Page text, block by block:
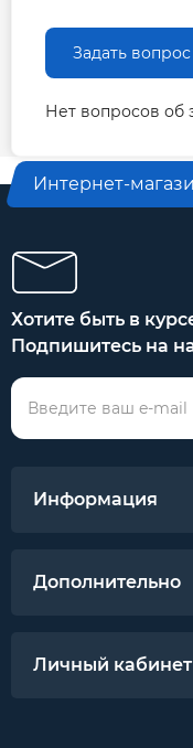
Задать вопрос
Нет вопросов об
Интернет-
Хотите быть в
Подпишитесь на
Информация
Дополнительно
Личный кабинет